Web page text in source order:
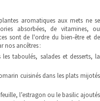
aromatiques aux mets ne se
absorbées, de vitamines, ou
sont de l'ordre du bien-être et de
nos ancêtres :
taboulés, salades et desserts, la
cuisinés dans les plats mijotés
l’estragon ou le basilic ajoutés